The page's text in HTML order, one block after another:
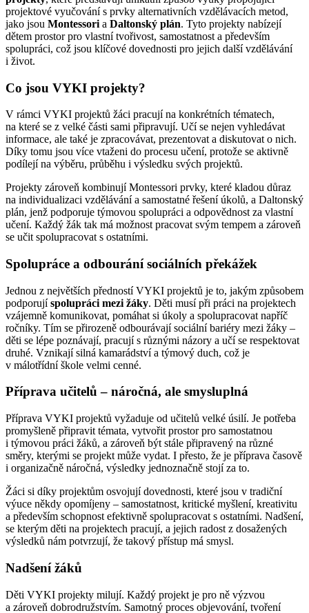
projektové vyučování s prvky alternativních vzdělávacích metod,
jako jsou Montessori a Daltonský plán. Tyto projekty nabízejí
dětem prostor pro vlastní tvořivost, samostatnost a především
spolupráci, což jsou klíčové dovednosti pro jejich další vzdělávání
i život.
Co jsou VYKI projekty?
V rámci VYKI projektů žáci pracují na konkrétních tématech,
na které se z velké části sami připravují. Učí se nejen vyhledávat
informace, ale také je zpracovávat, prezentovat a diskutovat o nich.
Díky tomu jsou více vtaženi do procesu učení, protože se aktivně
podílejí na výběru, průběhu i výsledku svých projektů.
Projekty zároveň kombinují Montessori prvky, které kladou důraz
na individualizaci vzdělávání a samostatné řešení úkolů, a Daltonský
plán, jenž podporuje týmovou spolupráci a odpovědnost za vlastní
učení. Každý žák tak má možnost pracovat svým tempem a zároveň
se učit spolupracovat s ostatními.
Spolupráce a odbourání sociálních překážek
Jednou z největších předností VYKI projektů je to, jakým způsobem
podporujíspolupráci mezi žáky. Děti musí při práci na projektech
vzájemně komunikovat, pomáhat si úkoly a spolupracovat napříč
ročníky. Tím se přirozeně odbourávají sociální bariéry mezi žáky –
děti se lépe poznávají, pracují s různými názory a učí se respektovat
druhé. Vznikají silná kamarádství a týmový duch, což je
v málotřídní škole velmi cenné.
Příprava učitelů – náročná, ale smysluplná
Příprava VYKI projektů vyžaduje od učitelů velké úsilí. Je potřeba
promyšleně připravit témata, vytvořit prostor pro samostatnou
i týmovou práci žáků, a zároveň být stále připravený na různé
směry, kterými se projekt může vydat. I přesto, že je příprava časově
i organizačně náročná, výsledky jednoznačně stojí za to.
Žáci si díky projektům osvojují dovednosti, které jsou v tradiční
výuce někdy opomíjeny – samostatnost, kritické myšlení, kreativitu
a především schopnost efektivně spolupracovat s ostatními. Nadšení,
se kterým děti na projektech pracují, a jejich radost z dosažených
výsledků nám potvrzují, že takový přístup má smysl.
Nadšení žáků
Děti VYKI projekty milují. Každý projekt je pro ně výzvou
a zároveň dobrodružstvím. Samotný proces objevování, tvoření